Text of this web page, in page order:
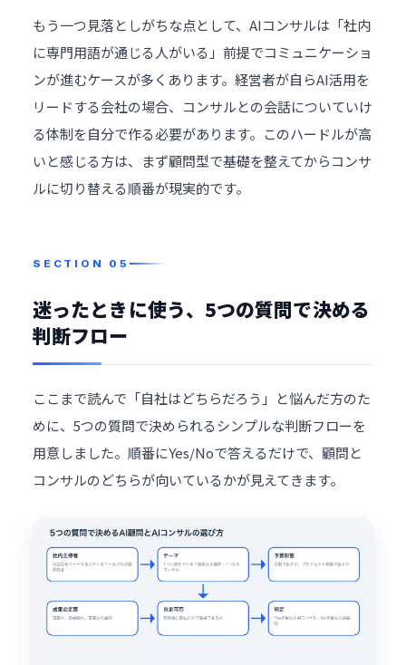
もう一つ見落としがちな点として、AIコンサルは「社内
に専門用語が通じる人がいる」前提でコミュニケーショ
ンが進むケースが多くあります。経営者が自らAI活用を
リードする会社の場合、コンサルとの会話についていけ
る体制を自分で作る必要があります。このハードルが高
いと感じる方は、まず顧問型で基礎を整えてからコンサ
ルに切り替える順番が現実的です。
迷ったときに使う、5つの質問で決める
判断フロー
ここまで読んで「自社はどちらだろう」と悩んだ方のた
めに、5つの質問で決められるシンプルな判断フローを
用意しました。順番にYes/Noで答えるだけで、顧問と
コンサルのどちらが向いているかが見えてきます。